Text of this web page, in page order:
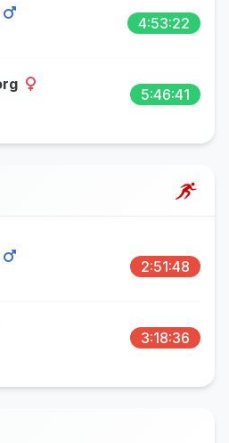
4:53:22
5:46:41
2:51:48
3:18:36